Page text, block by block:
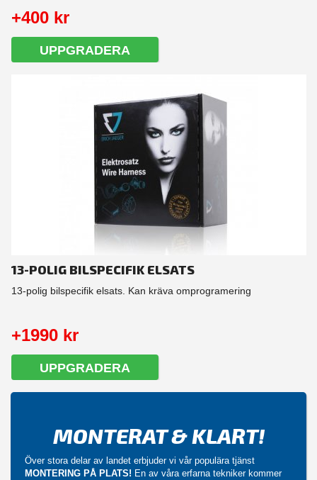
+400 kr
UPPGRADERA
13-POLIG BILSPECIFIK ELSATS
13-polig bilspecifik elsats. Kan kräva omprogramering
+1990 kr
UPPGRADERA
MONTERAT & KLART!
Över stora delar av landet erbjuder vi vår populära tjänst
MONTERING PÅ PLATS! En av våra erfarna tekniker kommer